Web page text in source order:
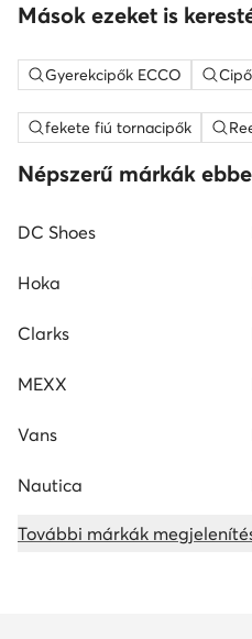
Mások ezeket is
Gyerekcipők ECCO
fekete fiú tornacipők
Népszerű márkák
DC Shoes
Hoka
Clarks
MEXX
Vans
Nautica
További márkák